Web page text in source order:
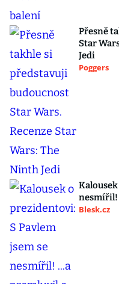
Přesně
Star
Jedi
Poggers
nesmířil!
Blesk.cz